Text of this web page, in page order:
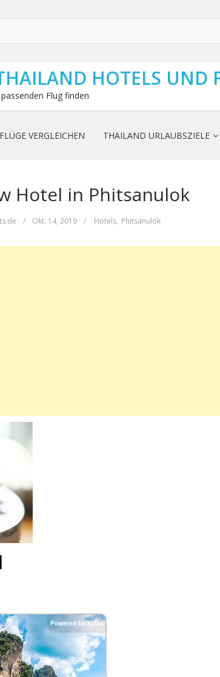
HOTELS UND
Flug finden
VERGLEICHEN THAILAND URLAUBSZIELE
Hotel in Phitsanulok
/ Okt. 14, 2019 / Hotels, Phitsanulok